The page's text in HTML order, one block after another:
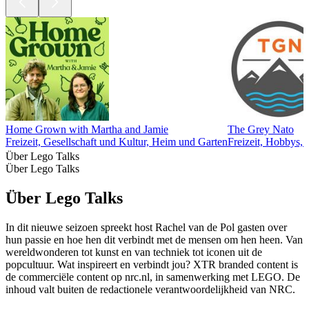
Home Grown with Martha and Jamie
Freizeit, Gesellschaft und Kultur, Heim und Garten
The Grey Nato
Freizeit, Hobbys,
Über Lego Talks
Über Lego Talks
Über Lego Talks
In dit nieuwe seizoen spreekt host Rachel van de Pol gasten over
hun passie en hoe hen dit verbindt met de mensen om hen heen. Van
wereldwonderen tot kunst en van techniek tot iconen uit de
popcultuur. Wat inspireert en verbindt jou? XTR branded content is
de commerciële content op nrc.nl, in samenwerking met LEGO. De
inhoud valt buiten de redactionele verantwoordelijkheid van NRC.